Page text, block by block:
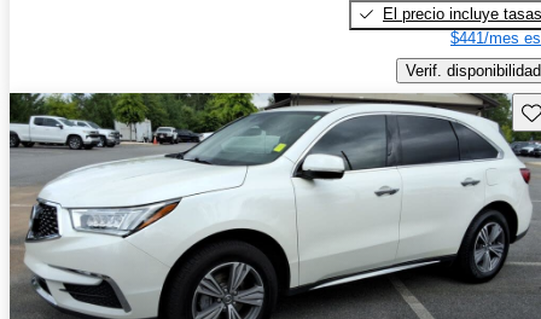
El precio incluye tasas
$441/mes
Verif. disponibilidad